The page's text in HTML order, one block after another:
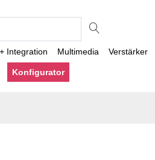
Integration Multimedia Verstärker
Konfigurator